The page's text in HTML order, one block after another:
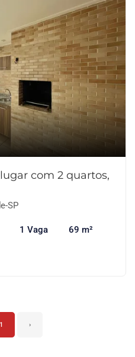
com 2 quartos,
SP
1 Vaga 69 m²
1 ›